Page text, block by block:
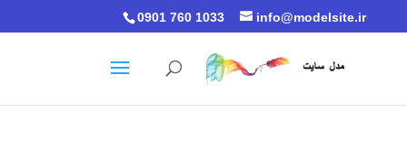
0901 760 1033 info@modelsite.ir